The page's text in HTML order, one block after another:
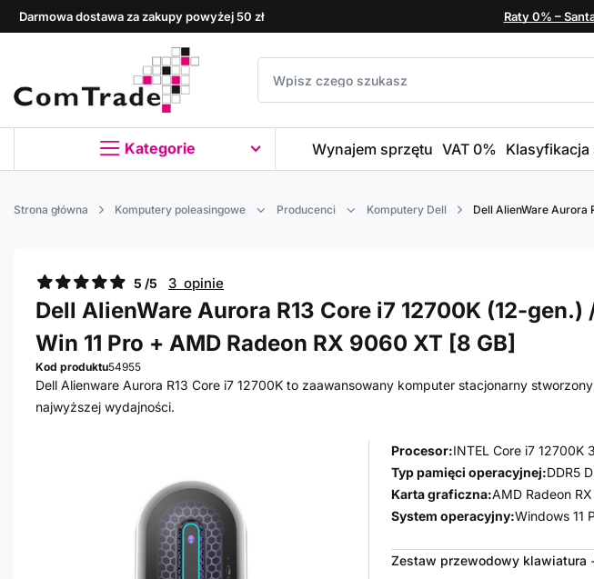
Darmowa dostawa za zakupy powyżej 50 zł Raty 0% –
Kategorie Wynajem sprzętu VAT 0% Klasyfikacja
Strona główna Komputery poleasingowe Producenci Komputery Dell Dell AlienWare Aurora
5 /5 3 opinie
Dell AlienWare Aurora R13 Core i7 12700K (12-gen.)
Win 11 Pro + AMD Radeon RX 9060 XT [8 GB]
Kod produktu54955
Dell Alienware Aurora R13 Core i7 12700K to zaawansowany komputer stacjonarny
najwyższej wydajności.
Procesor:INTEL Core i7 12700K
Typ pamięci operacyjnej:DDR5
Karta graficzna:AMD Radeon
System operacyjny:Windows 11
Zestaw przewodowy klawiatura